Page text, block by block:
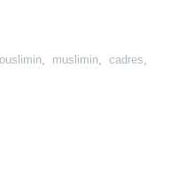
, muslimin, cadres,